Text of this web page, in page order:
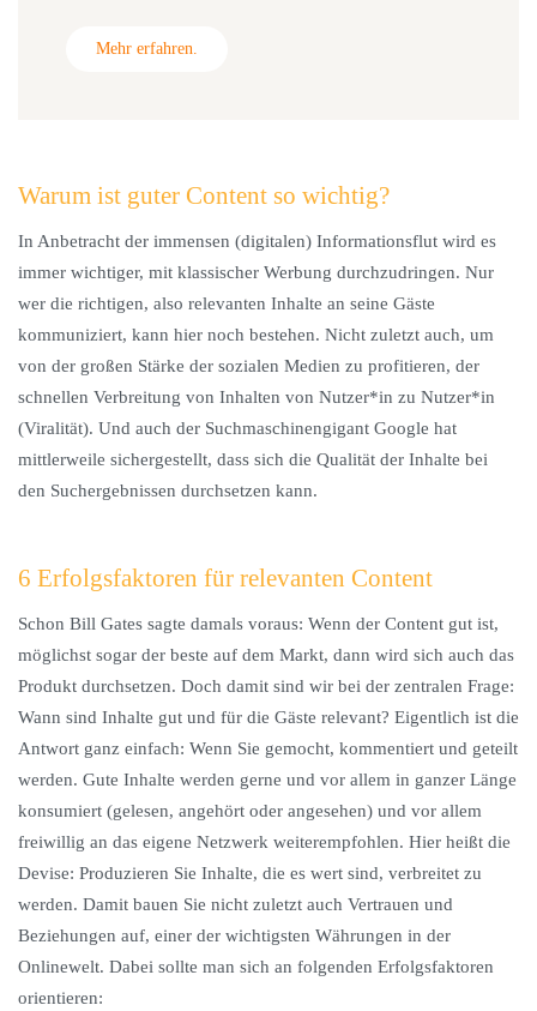
Mehr erfahren.
Warum ist guter Content so wichtig?
In Anbetracht der immensen (digitalen) Informationsflut wird es
immer wichtiger, mit klassischer Werbung durchzudringen. Nur
wer die richtigen, also relevanten Inhalte an seine Gäste
kommuniziert, kann hier noch bestehen. Nicht zuletzt auch, um
von der großen Stärke der sozialen Medien zu profitieren, der
schnellen Verbreitung von Inhalten von Nutzer*in zu Nutzer*in
(Viralität). Und auch der Suchmaschinengigant Google hat
mittlerweile sichergestellt, dass sich die Qualität der Inhalte bei
den Suchergebnissen durchsetzen kann.
6 Erfolgsfaktoren für relevanten Content
Schon Bill Gates sagte damals voraus: Wenn der Content gut ist,
möglichst sogar der beste auf dem Markt, dann wird sich auch das
Produkt durchsetzen. Doch damit sind wir bei der zentralen Frage:
Wann sind Inhalte gut und für die Gäste relevant? Eigentlich ist die
Antwort ganz einfach: Wenn Sie gemocht, kommentiert und geteilt
werden. Gute Inhalte werden gerne und vor allem in ganzer Länge
konsumiert (gelesen, angehört oder angesehen) und vor allem
freiwillig an das eigene Netzwerk weiterempfohlen. Hier heißt die
Devise: Produzieren Sie Inhalte, die es wert sind, verbreitet zu
werden. Damit bauen Sie nicht zuletzt auch Vertrauen und
Beziehungen auf, einer der wichtigsten Währungen in der
Onlinewelt. Dabei sollte man sich an folgenden Erfolgsfaktoren
orientieren: